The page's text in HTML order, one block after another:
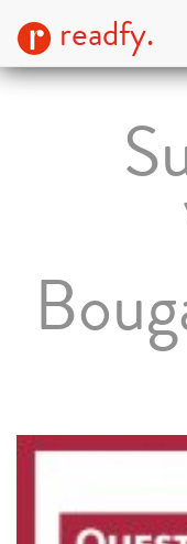
readfy.